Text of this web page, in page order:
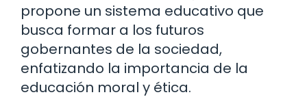
propone un sistema educativo que
busca formar a los futuros
gobernantes de la sociedad,
enfatizando la importancia de la
educación moral y ética.